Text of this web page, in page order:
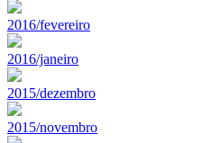
2016/fevereiro
2016/janeiro
2015/dezembro
2015/novembro